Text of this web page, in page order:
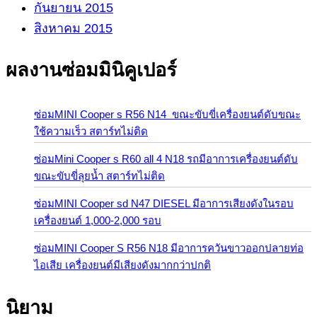
กันยายน 2015
สิงหาคม 2015
ผลงานซ่อมมินิคูเปอร์
ซ่อมMINI Cooper s R56 N14 ขณะขับขี่เครื่องยนต์ดับขณะ
ใช้ความเร็ว สตาร์ทไม่ติด
ซ่อมMini Cooper s R60 all 4 N18 รถมีอาการเครื่องยนต์ดับ
ขณะขับขี่ลุยน้ำ สตาร์ทไม่ติด
ซ่อมMINI Cooper sd N47 DIESEL มีอาการเสียงดังในรอบ
เครื่องยนต์ 1,000-2,000 รอบ
ซ่อมMINI Cooper S R56 N18 มีอาการควันขาวออกปลายท่อ
ไอเสีย เครื่องยนต์มีเสียงดังมากกว่าปกติ
นิยาม